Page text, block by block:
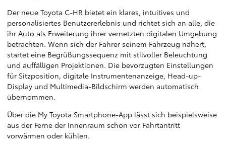
Der neue Toyota C-HR bietet ein klares, intuitives und
personalisiertes Benutzererlebnis und richtet sich an alle, die
ihr Auto als Erweiterung ihrer vernetzten digitalen Umgebung
betrachten. Wenn sich der Fahrer seinem Fahrzeug nähert,
startet eine Begrüßungssequenz mit stilvoller Beleuchtung
und auffälligen Projektionen. Die bevorzugten Einstellungen
für Sitzposition, digitale Instrumentenanzeige, Head-up-
Display und Multimedia-Bildschirm werden automatisch
übernommen.
Über die My Toyota Smartphone-App lässt sich beispielsweise
aus der Ferne der Innenraum schon vor Fahrtantritt
vorwärmen oder kühlen.